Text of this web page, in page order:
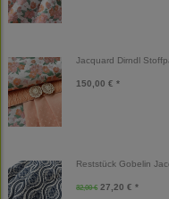
Jacquard Dirndl
150,00 € *
Reststück Gobelin
32,00 € 27,20 € *